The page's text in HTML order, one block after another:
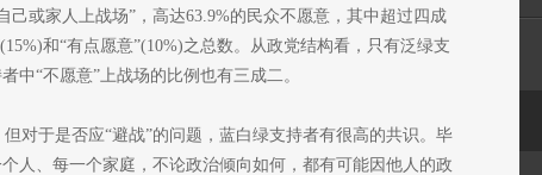
己或家人上战场”，高达63.9%的民众不愿意，其中超过四成
和“有点愿意”(10%)之总数。从政党结构看，只有泛绿支
中“不愿意”上战场的比例也有三成二。
对于是否应“避战”的问题，蓝白绿支持者有很高的共识。毕
人、每一个家庭，不论政治倾向如何，都有可能因他人的政